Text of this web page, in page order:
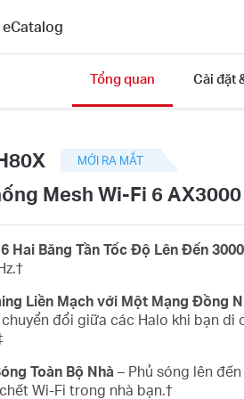
eCatalog
Tổng quan Cài đặt
MỚI RA MẮT
Mesh Wi‑Fi 6
Hai Băng Tần Tốc Độ Lên Đến
†
Liền Mạch với Một Mạng Đồng
đổi giữa các Halo khi bạn di
Toàn Bộ Nhà – Phủ sóng lên
Wi-Fi trong nhà bạn.†